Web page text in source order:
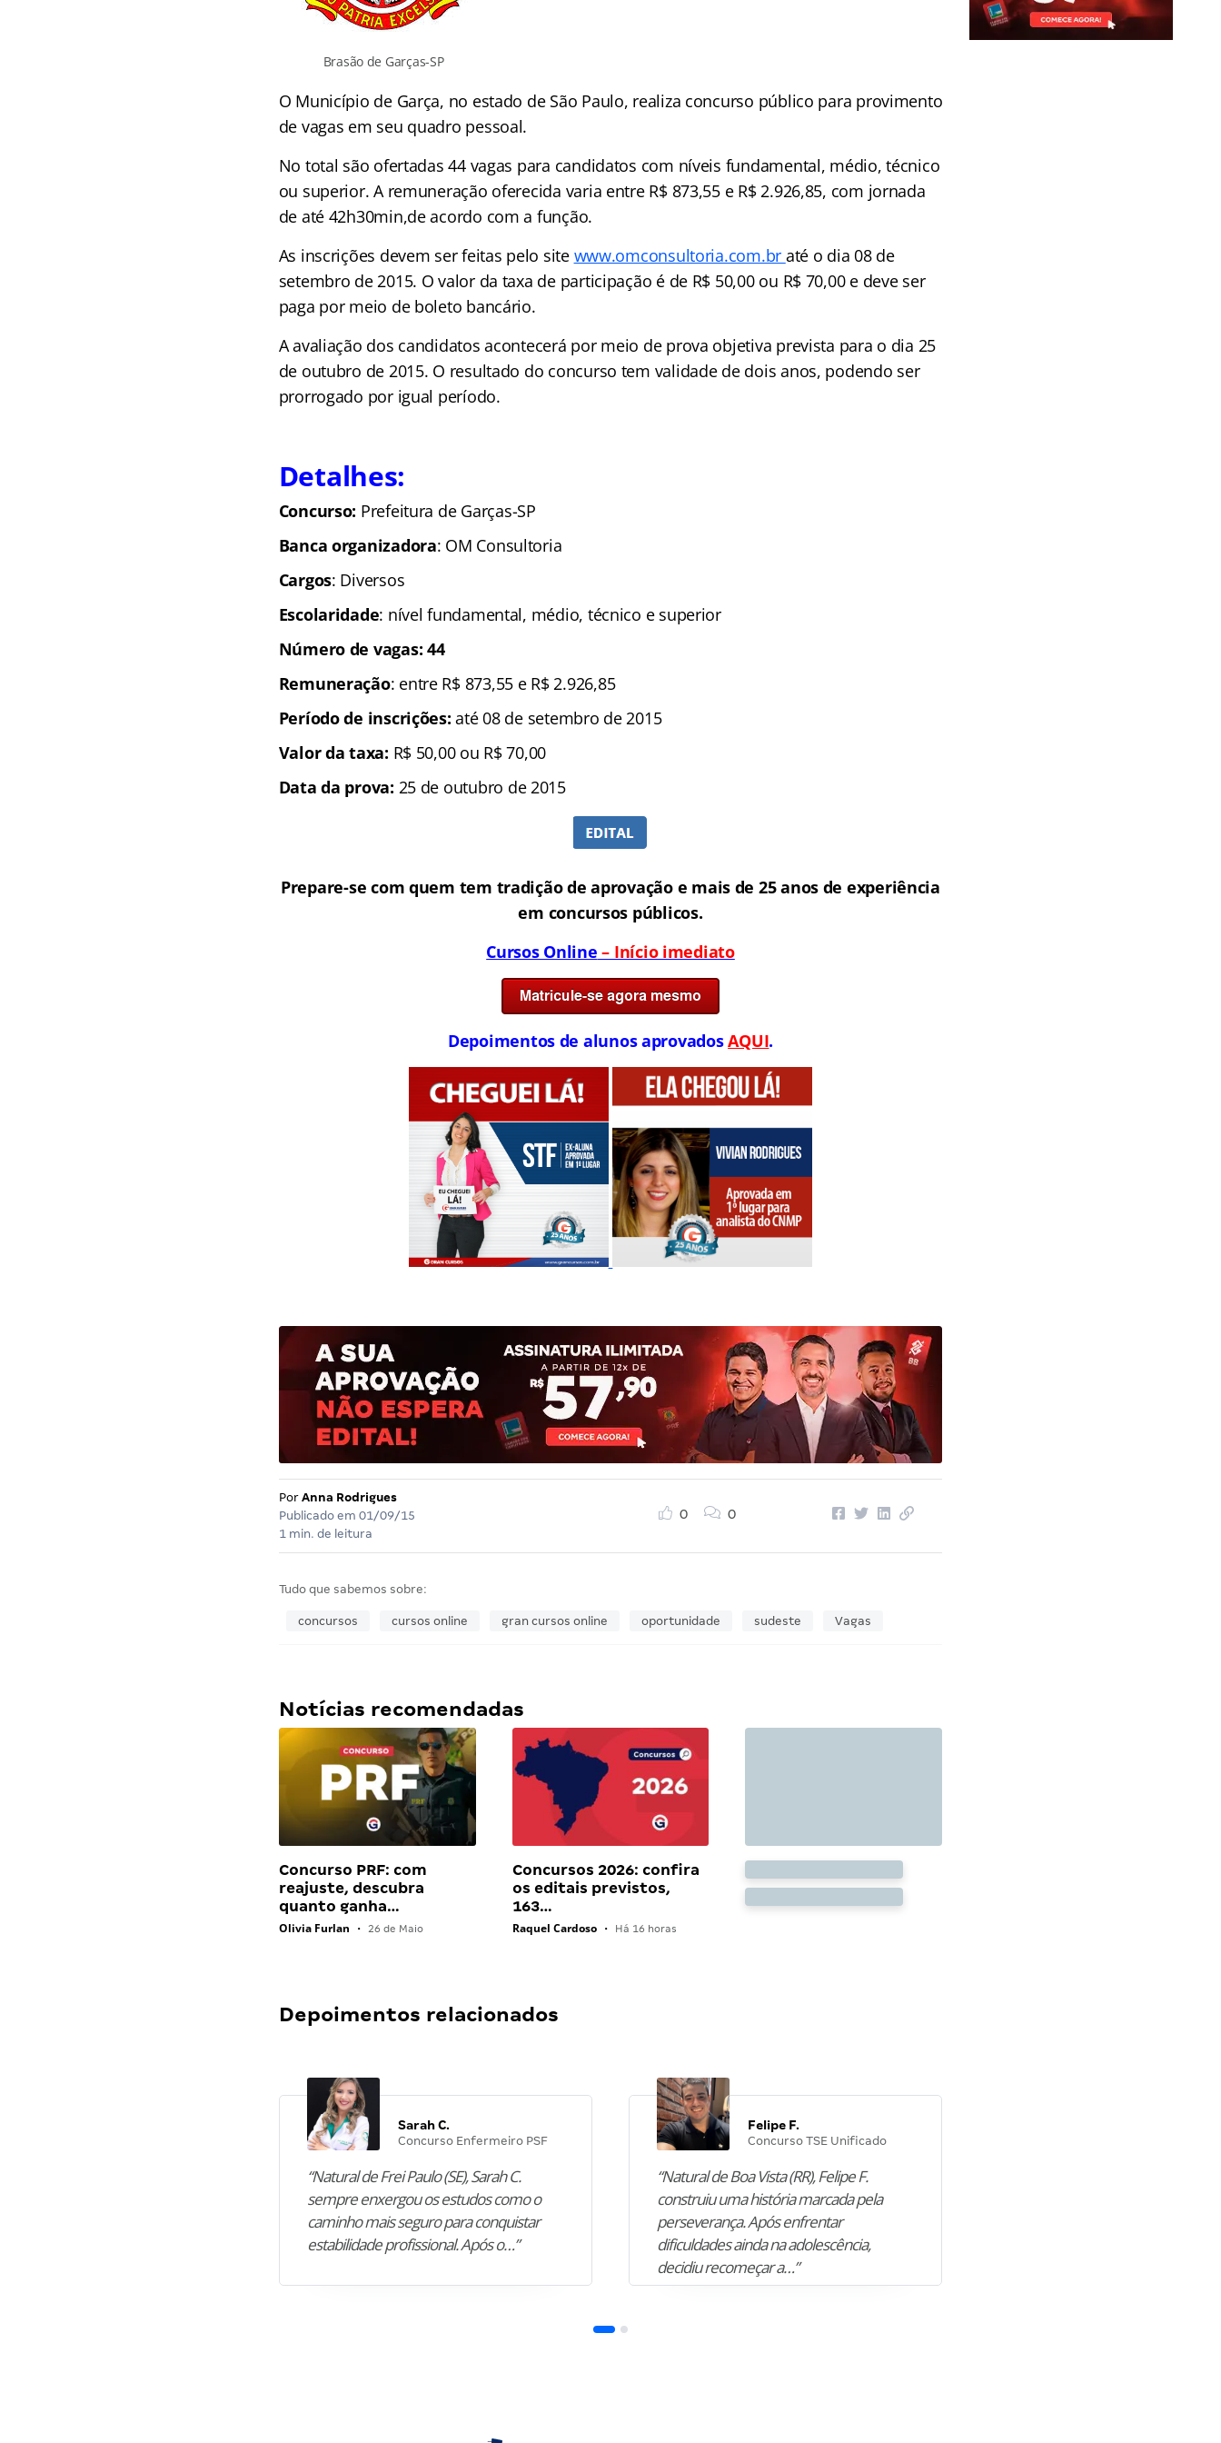
Brasão de Garças-SP
O Município de Garça, no estado de São Paulo, realiza concurso público para provimento
de vagas em seu quadro pessoal.
No total são ofertadas 44 vagas para candidatos com níveis fundamental, médio, técnico
ou superior. A remuneração oferecida varia entre R$ 873,55 e R$ 2.926,85, com jornada
de até 42h30min,de acordo com a função.
As inscrições devem ser feitas pelo site www.omconsultoria.com.br até o dia 08 de
setembro de 2015. O valor da taxa de participação é de R$ 50,00 ou R$ 70,00 e deve ser
paga por meio de boleto bancário.
A avaliação dos candidatos acontecerá por meio de prova objetiva prevista para o dia 25
de outubro de 2015. O resultado do concurso tem validade de dois anos, podendo ser
prorrogado por igual período.
Detalhes:
Concurso: Prefeitura de Garças-SP
Banca organizadora: OM Consultoria
Cargos: Diversos
Escolaridade: nível fundamental, médio, técnico e superior
Número de vagas: 44
Remuneração: entre R$ 873,55 e R$ 2.926,85
Período de inscrições: até 08 de setembro de 2015
Valor da taxa: R$ 50,00 ou R$ 70,00
Data da prova: 25 de outubro de 2015
Prepare-se com quem tem tradição de aprovação e mais de 25 anos de experiência
em concursos públicos.
Cursos Online – Início imediato
Depoimentos de alunos aprovadosAQUI.
Por Anna Rodrigues
Publicado em 01/09/15
1 min. de leitura
0 0
Tudo que sabemos sobre:
concursos cursos online gran cursos online oportunidade sudeste Vagas
Notícias recomendadas
Concurso PRF: com
reajuste, descubra
quanto ganha…
Olivia Furlan • 26 de Maio
Concursos 2026: confira
os editais previstos,
163…
Raquel Cardoso • Há 16 horas
Depoimentos relacionados
Sarah C.
Concurso Enfermeiro PSF
“Natural de Frei Paulo (SE), Sarah C.
sempre enxergou os estudos como o
caminho mais seguro para conquistar
estabilidade profissional. Após o…”
Felipe F.
Concurso TSE Unificado
“Natural de Boa Vista (RR), Felipe F.
construiu uma história marcada pela
perseverança. Após enfrentar
dificuldades ainda na adolescência,
decidiu recomeçar a…”